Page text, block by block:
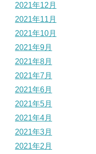
2021年12月
2021年11月
2021年10月
2021年9月
2021年8月
2021年7月
2021年6月
2021年5月
2021年4月
2021年3月
2021年2月